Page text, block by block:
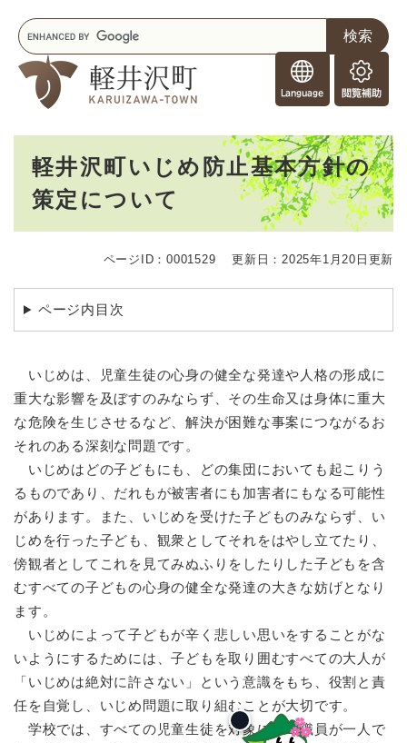
o
r
e
i
g
n
s
閲
覧
助
キ
ー
ワ
軽井沢町いじめ防止基本方針の
策定について
ページID：0001529 更新日：2025年1月20日更新
ページ内目次
いじめは、児童生徒の心身の健全な発達や人格の形成に
重大な影響を及ぼすのみならず、その生命又は身体に重大
な危険を生じさせるなど、解決が困難な事案につながるお
それのある深刻な問題です。
いじめはどの子どもにも、どの集団においても起こりう
るものであり、だれもが被害者にも加害者にもなる可能性
があります。また、いじめを受けた子どものみならず、い
じめを行った子ども、観衆としてそれをはやし立てたり、
傍観者としてこれを見てみぬふりをしたりした子どもを含
むすべての子どもの心身の健全な発達の大きな妨げとなり
ます。
いじめによって子どもが辛く悲しい思いをすることがな
いようにするためには、子どもを取り囲むすべての大人が
「いじめは絶対に許さない」という意識をもち、役割と責
任を自覚し、いじめ問題に取り組むことが大切です。
学校では、すべての児童生徒を対象に、教職員が一人で